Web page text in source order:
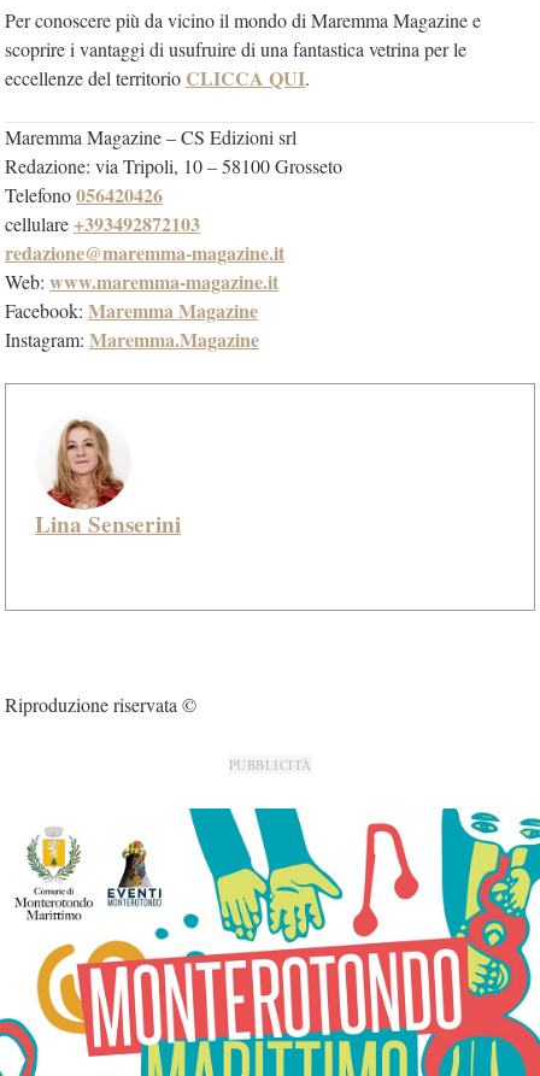
Per conoscere più da vicino il mondo di Maremma Magazine e
scoprire i vantaggi di usufruire di una fantastica vetrina per le
eccellenze del territorio CLICCA QUI.
Maremma Magazine – CS Edizioni srl
Redazione: via Tripoli, 10 – 58100 Grosseto
Telefono056420426
cellulare+393492872103
redazione@maremma-magazine.it
Web: www.maremma-magazine.it
Facebook: Maremma Magazine
Instagram: Maremma.Magazine
Lina Senserini
Riproduzione riservata ©
PUBBLICITÀ